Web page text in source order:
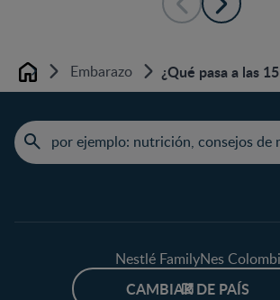
Home Embarazo ¿Qué pasa a las
Nestlé FamilyNes
CAMBIAR DE PAÍS